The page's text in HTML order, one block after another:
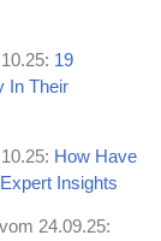
19
In Their
How Have
Insights
24.09.25: